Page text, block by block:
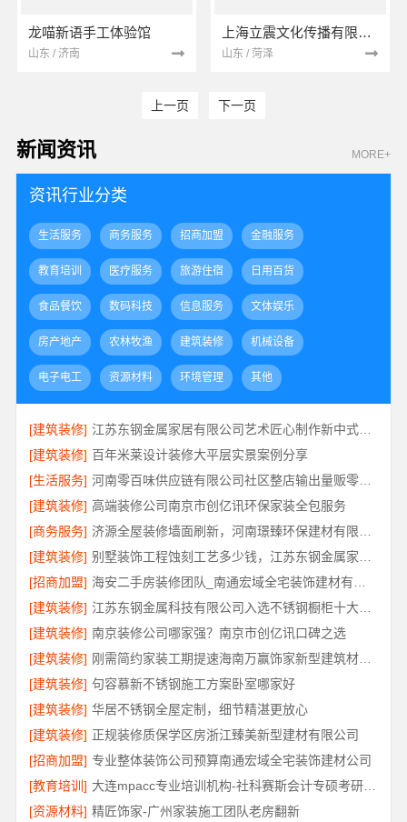
龙喵新语手工体验馆
山东 / 济南
上海立震文化传播有限公司
山东 / 菏泽
上一页 下一页
新闻资讯 MORE+
资讯行业分类
生活服务 商务服务 招商加盟 金融服务
教育培训 医疗服务 旅游住宿 日用百货
食品餐饮 数码科技 信息服务 文体娱乐
房产地产 农林牧渔 建筑装修 机械设备
电子电工 资源材料 环境管理 其他
[建筑装修]
江苏东钢金属家居有限公司艺术匠心制作新中式费用详解
[建筑装修] 百年米莱设计装修大平层实景案例分享
[生活服务]
河南零百味供应链有限公司社区整店输出量贩零食适配全场景
[建筑装修] 高端装修公司南京市创亿讯环保家装全包服务
[商务服务]
[建筑装修]
[招商加盟]
[建筑装修]
江苏东钢金属科技有限公司入选不锈钢橱柜十大品牌
[建筑装修] 南京装修公司哪家强？南京市创亿讯口碑之选
[建筑装修]
刚需简约家装工期提速海南万赢饰家新型建筑材料有限公司
[建筑装修] 句容慕新不锈钢施工方案卧室哪家好
[建筑装修] 华居不锈钢全屋定制，细节精湛更放心
[建筑装修] 正规装修质保学区房浙江臻美新型建材有限公司
[招商加盟] 专业整体装饰公司预算南通宏域全宅装饰建材公司
[教育培训]
大连mpacc专业培训机构-社科赛斯会计专硕考研只教解题思路和技巧
[资源材料] 精匠饰家-广州家装施工团队老房翻新